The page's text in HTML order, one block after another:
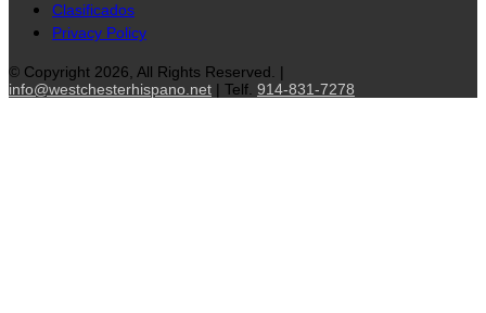
Clasificados
Privacy Policy
© Copyright 2026, All Rights Reserved. |
info@westchesterhispano.net | Telf. 914-831-7278